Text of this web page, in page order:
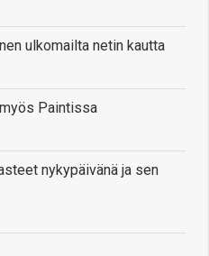
ulkomailta netin kautta
Paintissa
nykypäivänä ja sen